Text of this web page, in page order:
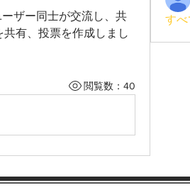
ザー同士が交流し、共
有、投票を作成しまし
閲覧数：40
すべ